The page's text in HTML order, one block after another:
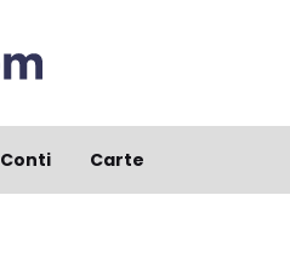
Conti Carte